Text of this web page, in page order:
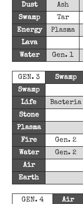
Dust Ash
Swamp
Tar
Energy
Plasma
Lava
Water
Gen. 1
GEN. 3 Swamp
Swamp
Life
Bacteria
Stone
Plasma
Fire
Gen. 2
Water
Gen. 2
Air
Earth
GEN. 4 Air